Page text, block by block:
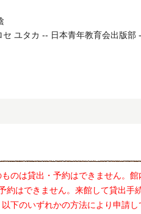
セ ユタカ -- 日本青年教育会出版部
のは貸出・予約はできません。
約はできません。来館して貸出手
下のいずれかの方法により申請し